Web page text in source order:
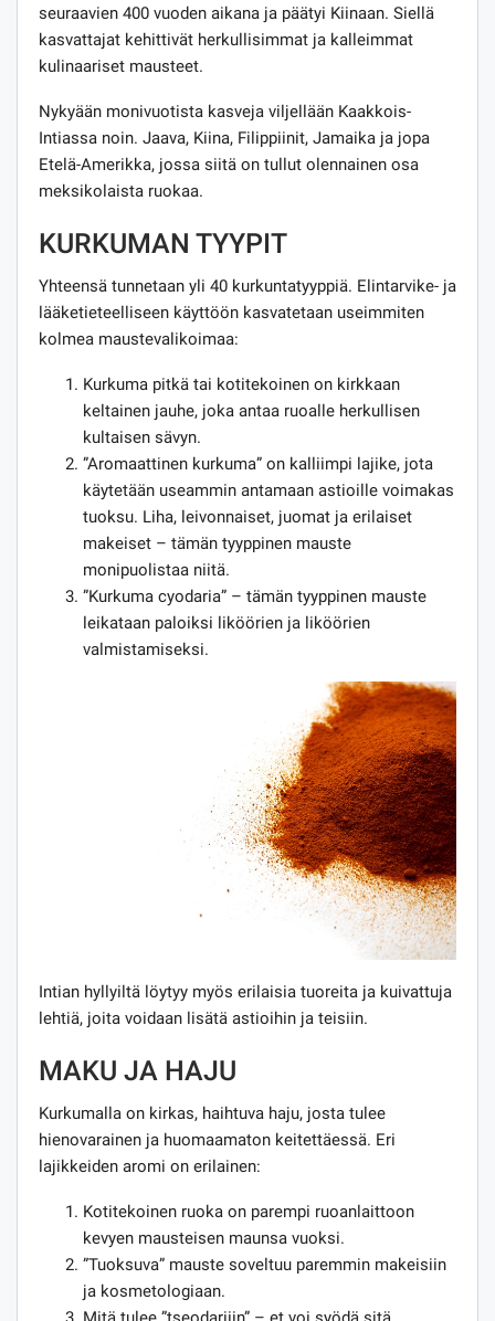
seuraavien 400 vuoden aikana ja päätyi Kiinaan. Siellä
kasvattajat kehittivät herkullisimmat ja kalleimmat
kulinaariset mausteet.
Nykyään monivuotista kasveja viljellään Kaakkois-
Intiassa noin. Jaava, Kiina, Filippiinit, Jamaika ja jopa
Etelä-Amerikka, jossa siitä on tullut olennainen osa
meksikolaista ruokaa.
KURKUMAN TYYPIT
Yhteensä tunnetaan yli 40 kurkuntatyyppiä. Elintarvike- ja
lääketieteelliseen käyttöön kasvatetaan useimmiten
kolmea maustevalikoimaa:
Kurkuma pitkä tai kotitekoinen on kirkkaan
keltainen jauhe, joka antaa ruoalle herkullisen
kultaisen sävyn.
”Aromaattinen kurkuma” on kalliimpi lajike, jota
käytetään useammin antamaan astioille voimakas
tuoksu. Liha, leivonnaiset, juomat ja erilaiset
makeiset – tämän tyyppinen mauste
monipuolistaa niitä.
”Kurkuma cyodaria” – tämän tyyppinen mauste
leikataan paloiksi liköörien ja liköörien
valmistamiseksi.
Intian hyllyiltä löytyy myös erilaisia ​​tuoreita ja kuivattuja
lehtiä, joita voidaan lisätä astioihin ja teisiin.
MAKU JA HAJU
Kurkumalla on kirkas, haihtuva haju, josta tulee
hienovarainen ja huomaamaton keitettäessä. Eri
lajikkeiden aromi on erilainen:
Kotitekoinen ruoka on parempi ruoanlaittoon
kevyen mausteisen maunsa vuoksi.
”Tuoksuva” mauste soveltuu paremmin makeisiin
ja kosmetologiaan.